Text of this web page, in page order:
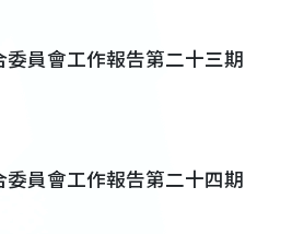
員會工作報告第二十三期
員會工作報告第二十四期